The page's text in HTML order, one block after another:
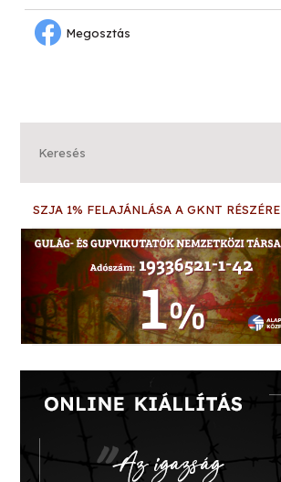
Megosztás
Keresés
SZJA 1% FELAJÁNLÁSA A GKNT RÉSZÉRE